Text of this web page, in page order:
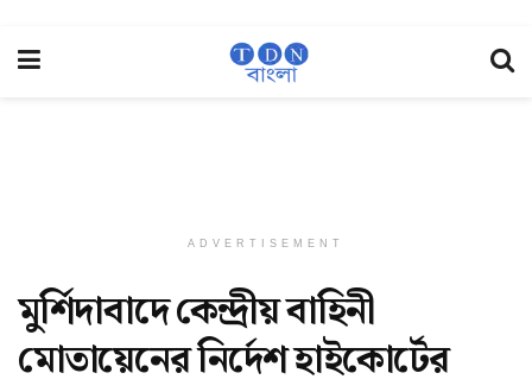
ADVERTISEMENT
মুর্শিদাবাদে কেন্দ্রীয় বাহিনী
মোতায়েনের নির্দেশ হাইকোর্টের